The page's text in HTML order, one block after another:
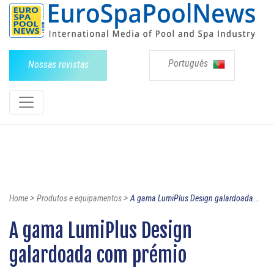
Nossas revistas Português
Home> Produtos e equipamentos>A gama LumiPlus Design galardoada...
A gama LumiPlus Design
galardoada com prémio